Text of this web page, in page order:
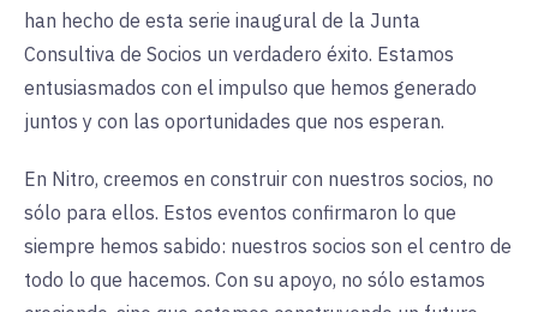
han hecho de esta serie inaugural de la Junta
Consultiva de Socios un verdadero éxito. Estamos
entusiasmados con el impulso que hemos generado
juntos y con las oportunidades que nos esperan.
En Nitro, creemos en construir con nuestros socios, no
sólo para ellos. Estos eventos confirmaron lo que
siempre hemos sabido: nuestros socios son el centro de
todo lo que hacemos. Con su apoyo, no sólo estamos